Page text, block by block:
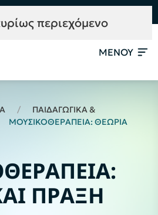
περιεχόμενο
ΜΕΝΟΥ
ΠΑΙΔΑΓΩΓΙΚΑ &
ΜΟΥΣΙΚΟΘΕΡΑΠΕΙΑ: ΘΕΩΡΙΑ
ΠΡΑΞΗ